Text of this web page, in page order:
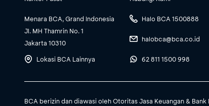
Menara BCA, Grand Indonesia
Jl. MH Thamrin No. 1
Jakarta 10310
Lokasi BCA Lainnya
Halo BCA 1500888
halobca@bca.co.id
62 811 1500 998
BCA berizin dan diawasi oleh Otoritas Jasa Keuangan & Bank